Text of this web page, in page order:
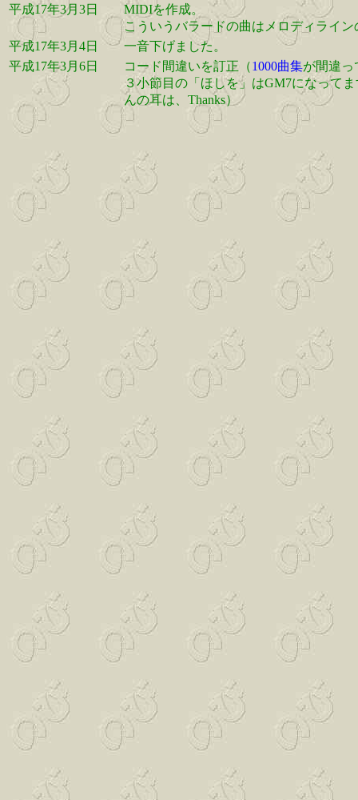
平成17年3月3日
MIDIを作成。
こういうバラードの曲はメロディライ
平成17年3月4日
一音下げました。
平成17年3月6日
コード間違いを訂正（1000曲集が間違っ
３小節目の「ほしを」はGM7になって
んの耳は、Thanks）